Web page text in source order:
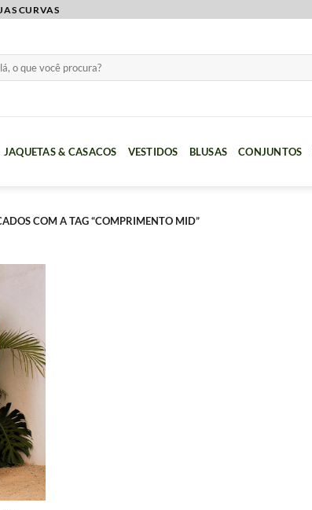
CURVAS
JAQUETAS & CASACOS VESTIDOS BLUSAS CONJUNTOS
COM A TAG “COMPRIMENTO MID”